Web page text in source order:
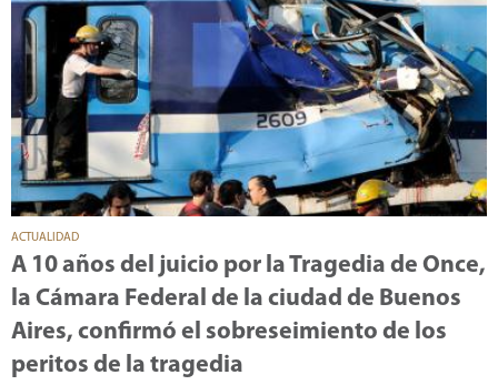
ACTUALIDAD
A 10 años del juicio por la Tragedia de Once,
la Cámara Federal de la ciudad de Buenos
Aires, confirmó el sobreseimiento de los
peritos de la tragedia